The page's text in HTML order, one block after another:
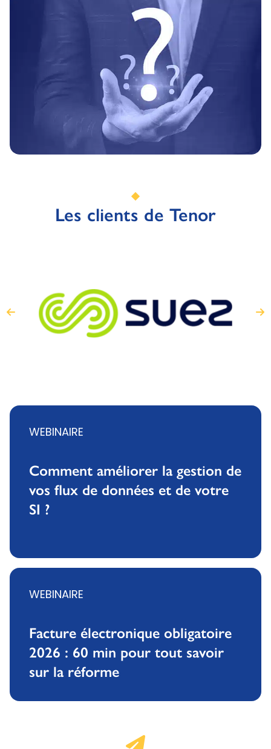
Les clients de Tenor
WEBINAIRE
Comment améliorer la gestion de
vos flux de données et de votre
SI ?
WEBINAIRE
Facture électronique obligatoire
2026 : 60 min pour tout savoir
sur la réforme